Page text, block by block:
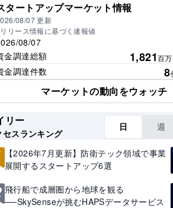
タートアップマーケット情報
08/07 更新
リース情報に基づく速報値
08/07
金調達総額
1,821百
金調達件数
8
マーケットの動向をウォッチ
リー
セスランキング
日 週
【2026年7月更新】防衛テック領域で事業
展開するスタートアップ6選
飛行船で成層圏から地球を観る
──SkySenseが挑むHAPSデータサービス